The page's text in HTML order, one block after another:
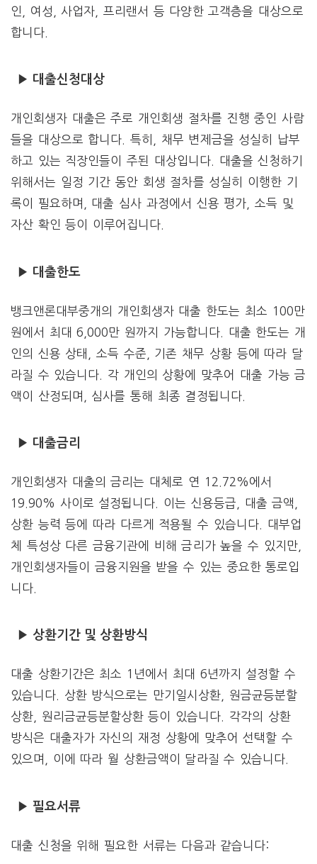
인, 여성, 사업자, 프리랜서 등 다양한 고객층을 대상으로
합니다.
▶ 대출신청대상
개인회생자 대출은 주로 개인회생 절차를 진행 중인 사람
들을 대상으로 합니다. 특히, 채무 변제금을 성실히 납부
하고 있는 직장인들이 주된 대상입니다. 대출을 신청하기
위해서는 일정 기간 동안 회생 절차를 성실히 이행한 기
록이 필요하며, 대출 심사 과정에서 신용 평가, 소득 및
자산 확인 등이 이루어집니다.
▶ 대출한도
뱅크앤론대부중개의 개인회생자 대출 한도는 최소 100만
원에서 최대 6,000만 원까지 가능합니다. 대출 한도는 개
인의 신용 상태, 소득 수준, 기존 채무 상황 등에 따라 달
라질 수 있습니다. 각 개인의 상황에 맞추어 대출 가능 금
액이 산정되며, 심사를 통해 최종 결정됩니다.
▶ 대출금리
개인회생자 대출의 금리는 대체로 연 12.72%에서
19.90% 사이로 설정됩니다. 이는 신용등급, 대출 금액,
상환 능력 등에 따라 다르게 적용될 수 있습니다. 대부업
체 특성상 다른 금융기관에 비해 금리가 높을 수 있지만,
개인회생자들이 금융지원을 받을 수 있는 중요한 통로입
니다.
▶ 상환기간 및 상환방식
대출 상환기간은 최소 1년에서 최대 6년까지 설정할 수
있습니다. 상환 방식으로는 만기일시상환, 원금균등분할
상환, 원리금균등분할상환 등이 있습니다. 각각의 상환
방식은 대출자가 자신의 재정 상황에 맞추어 선택할 수
있으며, 이에 따라 월 상환금액이 달라질 수 있습니다.
▶ 필요서류
대출 신청을 위해 필요한 서류는 다음과 같습니다: